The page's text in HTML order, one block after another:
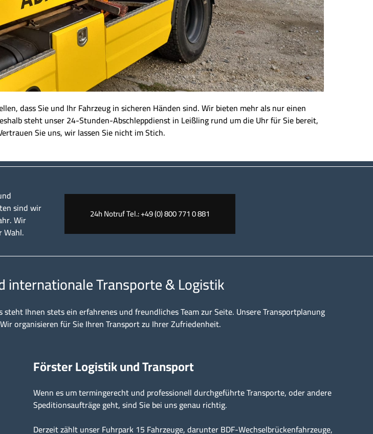
dass Sie und Ihr Fahrzeug in sicheren Händen sind. Wir bieten mehr als nur einen
steht unser 24-Stunden-Abschleppdienst in Leißling rund um die Uhr für Sie bereit,
Sie uns, wir lassen Sie nicht im Stich.
sind wir
Wir
24h Notruf Tel.: +49 (0) 800 771 0 881
internationale Transporte & Logistik
Ihnen stets ein erfahrenes und freundliches Team zur Seite. Unsere Transportplanung
organisieren für Sie Ihren Transport zu Ihrer Zufriedenheit.
Förster Logistik und Transport
Wenn es um termingerecht und professionell durchgeführte Transporte, oder andere
Speditionsaufträge geht, sind Sie bei uns genau richtig.
Derzeit zählt unser Fuhrpark 15 Fahrzeuge, darunter BDF-Wechselbrückenfahrzeuge,